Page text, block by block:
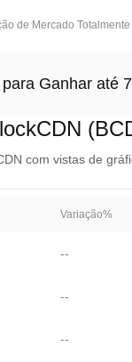
de Mercado
Ganhar até
com vistas de
Variação%
--
--
--